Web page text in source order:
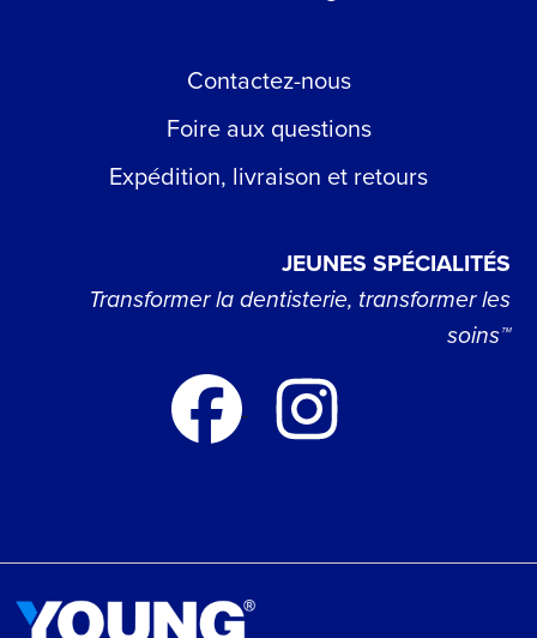
Contactez-nous
Foire aux questions
Expédition, livraison et retours
JEUNES SPÉCIALITÉS
Transformer la dentisterie, transformer les
soins™